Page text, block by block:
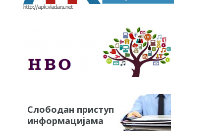
Слободан приступ
информацијама